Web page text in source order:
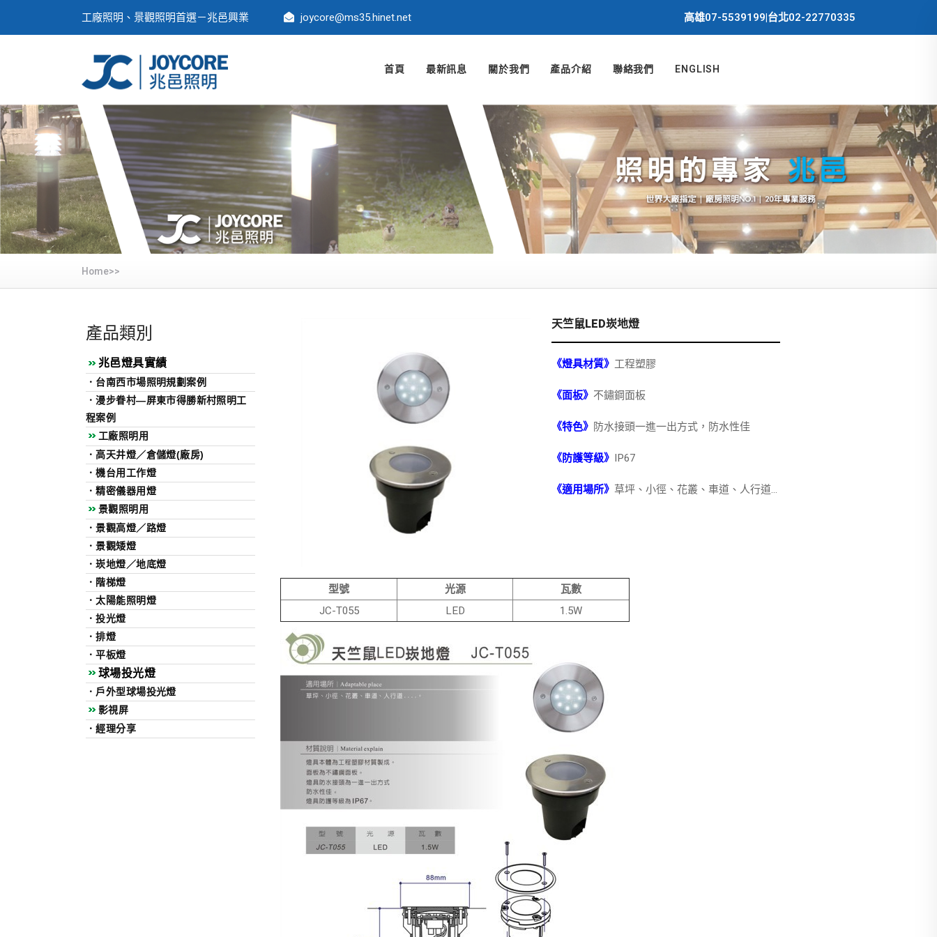
工廠照明、景觀照明首選－兆邑興業 joycore@ms35.hinet.net 高雄07-5539199|台北02-22770335
首頁 最新訊息 關於我們 產品介紹 聯絡我們 ENGLISH
Home>>
產品類別
兆邑燈具實績
． 台南西市場照明規劃案例
．漫步眷村—屏東市得勝新村照明工
程案例
工廠照明用
．高天井燈／倉儲燈(廠房)
．機台用工作燈
．精密儀器用燈
景觀照明用
．景觀高燈／路燈
．景觀矮燈
．崁地燈／地底燈
． 階梯燈
．太陽能照明燈
．投光燈
．排燈
．平板燈
球場投光燈
． 戶外型球場投光燈
影視屏
．經理分享
天竺鼠LED崁地燈
《燈具材質》 工程塑膠
《面板》 不鏽鋼面板
《特色》 防水接頭一進一出方式，防水性佳
《防護等級》 IP67
《適用場所》 草坪、小徑、花叢、車道、人行道...
型號 光源
瓦數
JC-T055
LED 1.5W